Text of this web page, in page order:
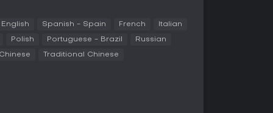
die Episoden Survive, Adapt und Win in
um Kampagnen wie Apex Protocol auf
die Old Man Mini-Kampagne mit Disguise-
Varianten wie Combat Patrol für kooperative
English Spanish - Spain French Italian
Polish Portuguese - Brazil Russian
Traditional Chinese